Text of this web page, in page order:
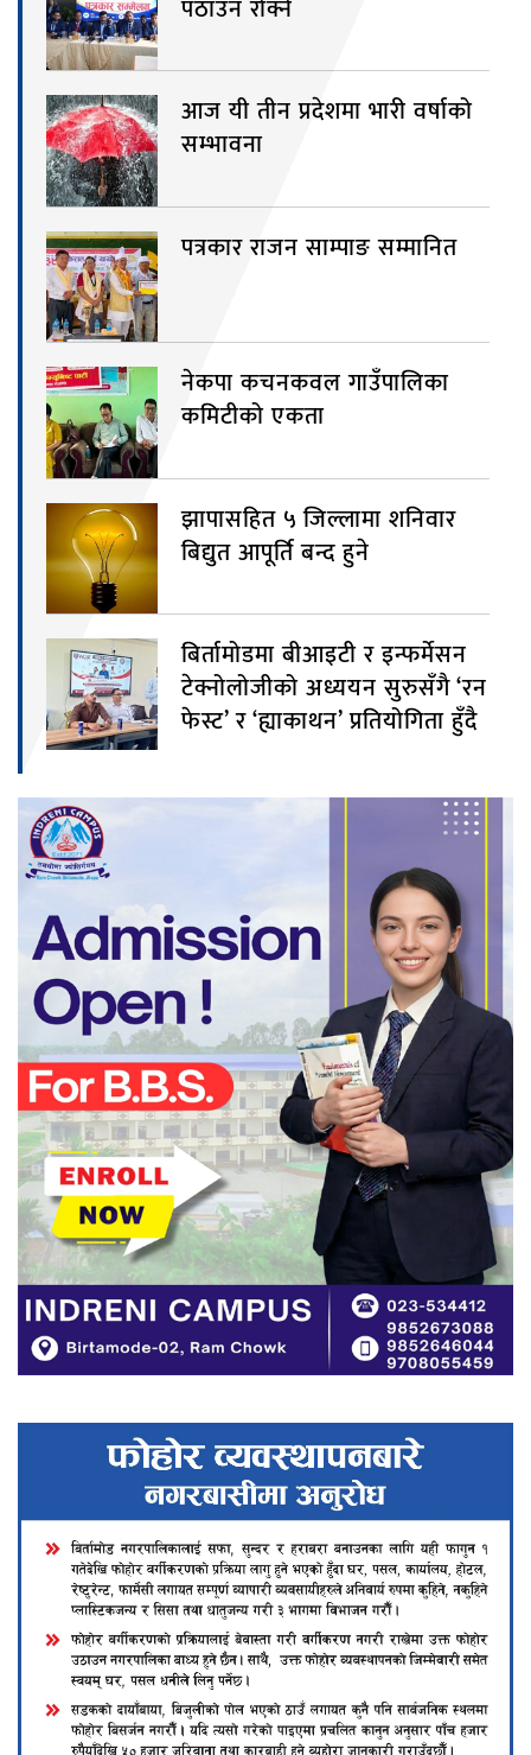
पठाउन रोक्ने
आज यी तीन प्रदेशमा भारी वर्षाको
सम्भावना
पत्रकार राजन साम्पाङ सम्मानित
नेकपा कचनकवल गाउँपालिका
कमिटीको एकता
झापासहित ५ जिल्लामा शनिवार
बिद्युत आपूर्ति बन्द हुने
बिर्तामोडमा बीआइटी र इन्फर्मेसन
टेक्नोलोजीको अध्ययन सुरुसँगै ‘रन
फेस्ट’ र ‘ह्याकाथन’ प्रतियोगिता हुँदै